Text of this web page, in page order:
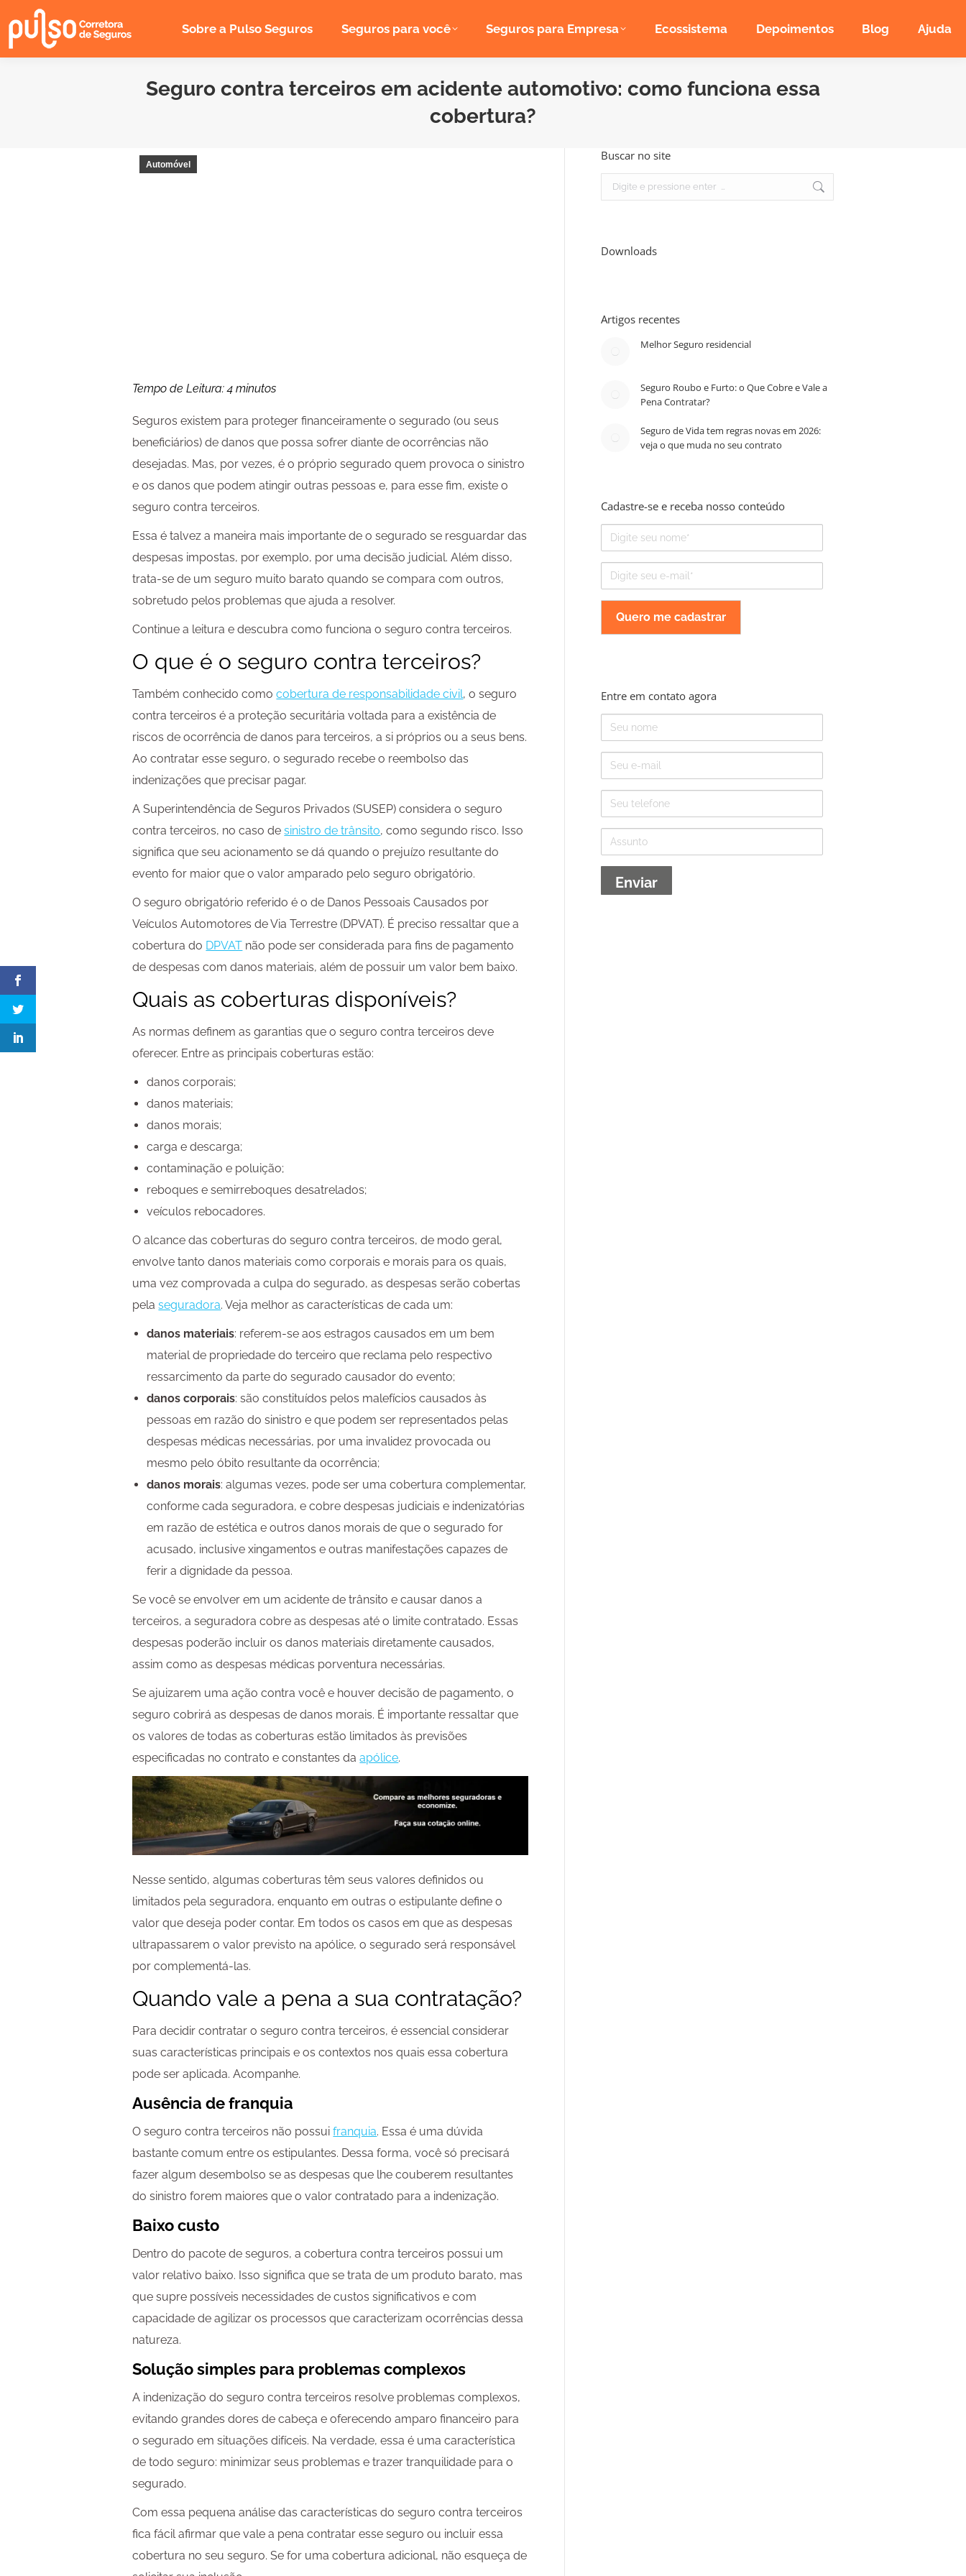
Sobre a Pulso Seguros Seguros para você Seguros para Empresa Ecossistema Depoimentos Blog Ajuda
Seguro contra terceiros em acidente automotivo: como funciona essa
cobertura?
Automóvel
Tempo de Leitura:4 minutos
Seguros existem para proteger financeiramente o segurado (ou seus
beneficiários) de danos que possa sofrer diante de ocorrências não
desejadas. Mas, por vezes, é o próprio segurado quem provoca o sinistro
e os danos que podem atingir outras pessoas e, para esse fim, existe o
seguro contra terceiros.
Essa é talvez a maneira mais importante de o segurado se resguardar das
despesas impostas, por exemplo, por uma decisão judicial. Além disso,
trata-se de um seguro muito barato quando se compara com outros,
sobretudo pelos problemas que ajuda a resolver.
Continue a leitura e descubra como funciona o seguro contra terceiros.
O que é o seguro contra terceiros?
Também conhecido comocobertura de responsabilidade civil, o seguro
contra terceiros é a proteção securitária voltada para a existência de
riscos de ocorrência de danos para terceiros, a si próprios ou a seus bens.
Ao contratar esse seguro, o segurado recebe o reembolso das
indenizações que precisar pagar.
A Superintendência de Seguros Privados (SUSEP) considera o seguro
contra terceiros, no caso desinistro de trânsito, como segundo risco. Isso
significa que seu acionamento se dá quando o prejuízo resultante do
evento for maior que o valor amparado pelo seguro obrigatório.
O seguro obrigatório referido é o de Danos Pessoais Causados por
Veículos Automotores de Via Terrestre (DPVAT). É preciso ressaltar que a
cobertura do DPVAT não pode ser considerada para fins de pagamento
de despesas com danos materiais, além de possuir um valor bem baixo.
Quais as coberturas disponíveis?
As normas definem as garantias que o seguro contra terceiros deve
oferecer. Entre as principais coberturas estão:
danos corporais;
danos materiais;
danos morais;
carga e descarga;
contaminação e poluição;
reboques e semirreboques desatrelados;
veículos rebocadores.
O alcance das coberturas do seguro contra terceiros, de modo geral,
envolve tanto danos materiais como corporais e morais para os quais,
uma vez comprovada a culpa do segurado, as despesas serão cobertas
pelaseguradora. Veja melhor as características de cada um:
danos materiais: referem-se aos estragos causados em um bem
material de propriedade do terceiro que reclama pelo respectivo
ressarcimento da parte do segurado causador do evento;
danos corporais: são constituídos pelos malefícios causados às
pessoas em razão do sinistro e que podem ser representados pelas
despesas médicas necessárias, por uma invalidez provocada ou
mesmo pelo óbito resultante da ocorrência;
danos morais: algumas vezes, pode ser uma cobertura complementar,
conforme cada seguradora, e cobre despesas judiciais e indenizatórias
em razão de estética e outros danos morais de que o segurado for
acusado, inclusive xingamentos e outras manifestações capazes de
ferir a dignidade da pessoa.
Se você se envolver em um acidente de trânsito e causar danos a
terceiros, a seguradora cobre as despesas até o limite contratado. Essas
despesas poderão incluir os danos materiais diretamente causados,
assim como as despesas médicas porventura necessárias.
Se ajuizarem uma ação contra você e houver decisão de pagamento, o
seguro cobrirá as despesas de danos morais. É importante ressaltar que
os valores de todas as coberturas estão limitados às previsões
especificadas no contrato e constantes daapólice.
Nesse sentido, algumas coberturas têm seus valores definidos ou
limitados pela seguradora, enquanto em outras o estipulante define o
valor que deseja poder contar. Em todos os casos em que as despesas
ultrapassarem o valor previsto na apólice, o segurado será responsável
por complementá-las.
Quando vale a pena a sua contratação?
Para decidir contratar o seguro contra terceiros, é essencial considerar
suas características principais e os contextos nos quais essa cobertura
pode ser aplicada. Acompanhe.
Ausência de franquia
O seguro contra terceiros não possuifranquia. Essa é uma dúvida
bastante comum entre os estipulantes. Dessa forma, você só precisará
fazer algum desembolso se as despesas que lhe couberem resultantes
do sinistro forem maiores que o valor contratado para a indenização.
Baixo custo
Dentro do pacote de seguros, a cobertura contra terceiros possui um
valor relativo baixo. Isso significa que se trata de um produto barato, mas
que supre possíveis necessidades de custos significativos e com
capacidade de agilizar os processos que caracterizam ocorrências dessa
natureza.
Solução simples para problemas complexos
A indenização do seguro contra terceiros resolve problemas complexos,
evitando grandes dores de cabeça e oferecendo amparo financeiro para
o segurado em situações difíceis. Na verdade, essa é uma característica
de todo seguro: minimizar seus problemas e trazer tranquilidade para o
segurado.
Com essa pequena análise das características do seguro contra terceiros
fica fácil afirmar que vale a pena contratar esse seguro ou incluir essa
cobertura no seu seguro. Se for uma cobertura adicional, não esqueça de
Buscar no site
Search:
Downloads
Artigos recentes
Melhor Seguro residencial
Seguro Roubo e Furto: o Que Cobre e Vale a
Pena Contratar?
Seguro de Vida tem regras novas em 2026:
veja o que muda no seu contrato
Cadastre-se e receba nosso conteúdo
Nome
mail
Entre em contato agora
Nome
mail
Telefone
Assunto